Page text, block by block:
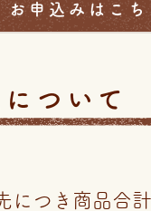
お申込みはこ
ついて
につき商品合